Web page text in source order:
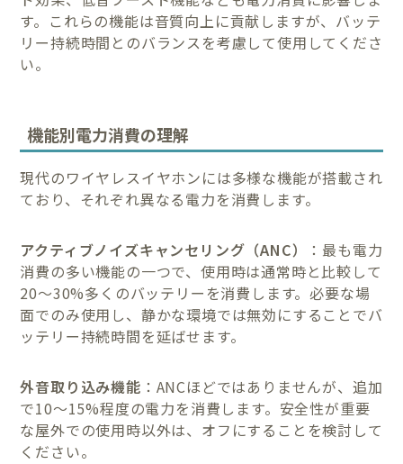
す。これらの機能は音質向上に貢献しますが、バッテ
リー持続時間とのバランスを考慮して使用してくださ
い。
機能別電力消費の理解
現代のワイヤレスイヤホンには多様な機能が搭載され
ており、それぞれ異なる電力を消費します。
アクティブノイズキャンセリング（ANC）
：最も電力
消費の多い機能の一つで、使用時は通常時と比較して
20〜30%多くのバッテリーを消費します。必要な場
面でのみ使用し、静かな環境では無効にすることでバ
ッテリー持続時間を延ばせます。
外音取り込み機能 ：ANCほどではありませんが、追加
で10〜15%程度の電力を消費します。安全性が重要
な屋外での使用時以外は、オフにすることを検討して
ください。